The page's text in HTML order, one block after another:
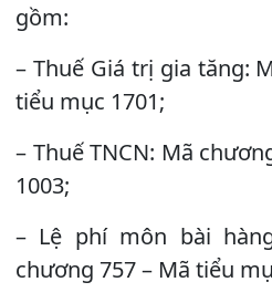
gồm:
– Thuế Giá trị gia tăng:
tiểu mục 1701;
– Thuế TNCN: Mã
1003;
– Lệ phí môn bài
chương 757 – Mã tiểu